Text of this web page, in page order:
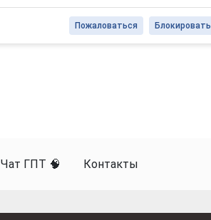
Блокировать
Пожаловаться
Чат ГПТ 🧠 Контакты